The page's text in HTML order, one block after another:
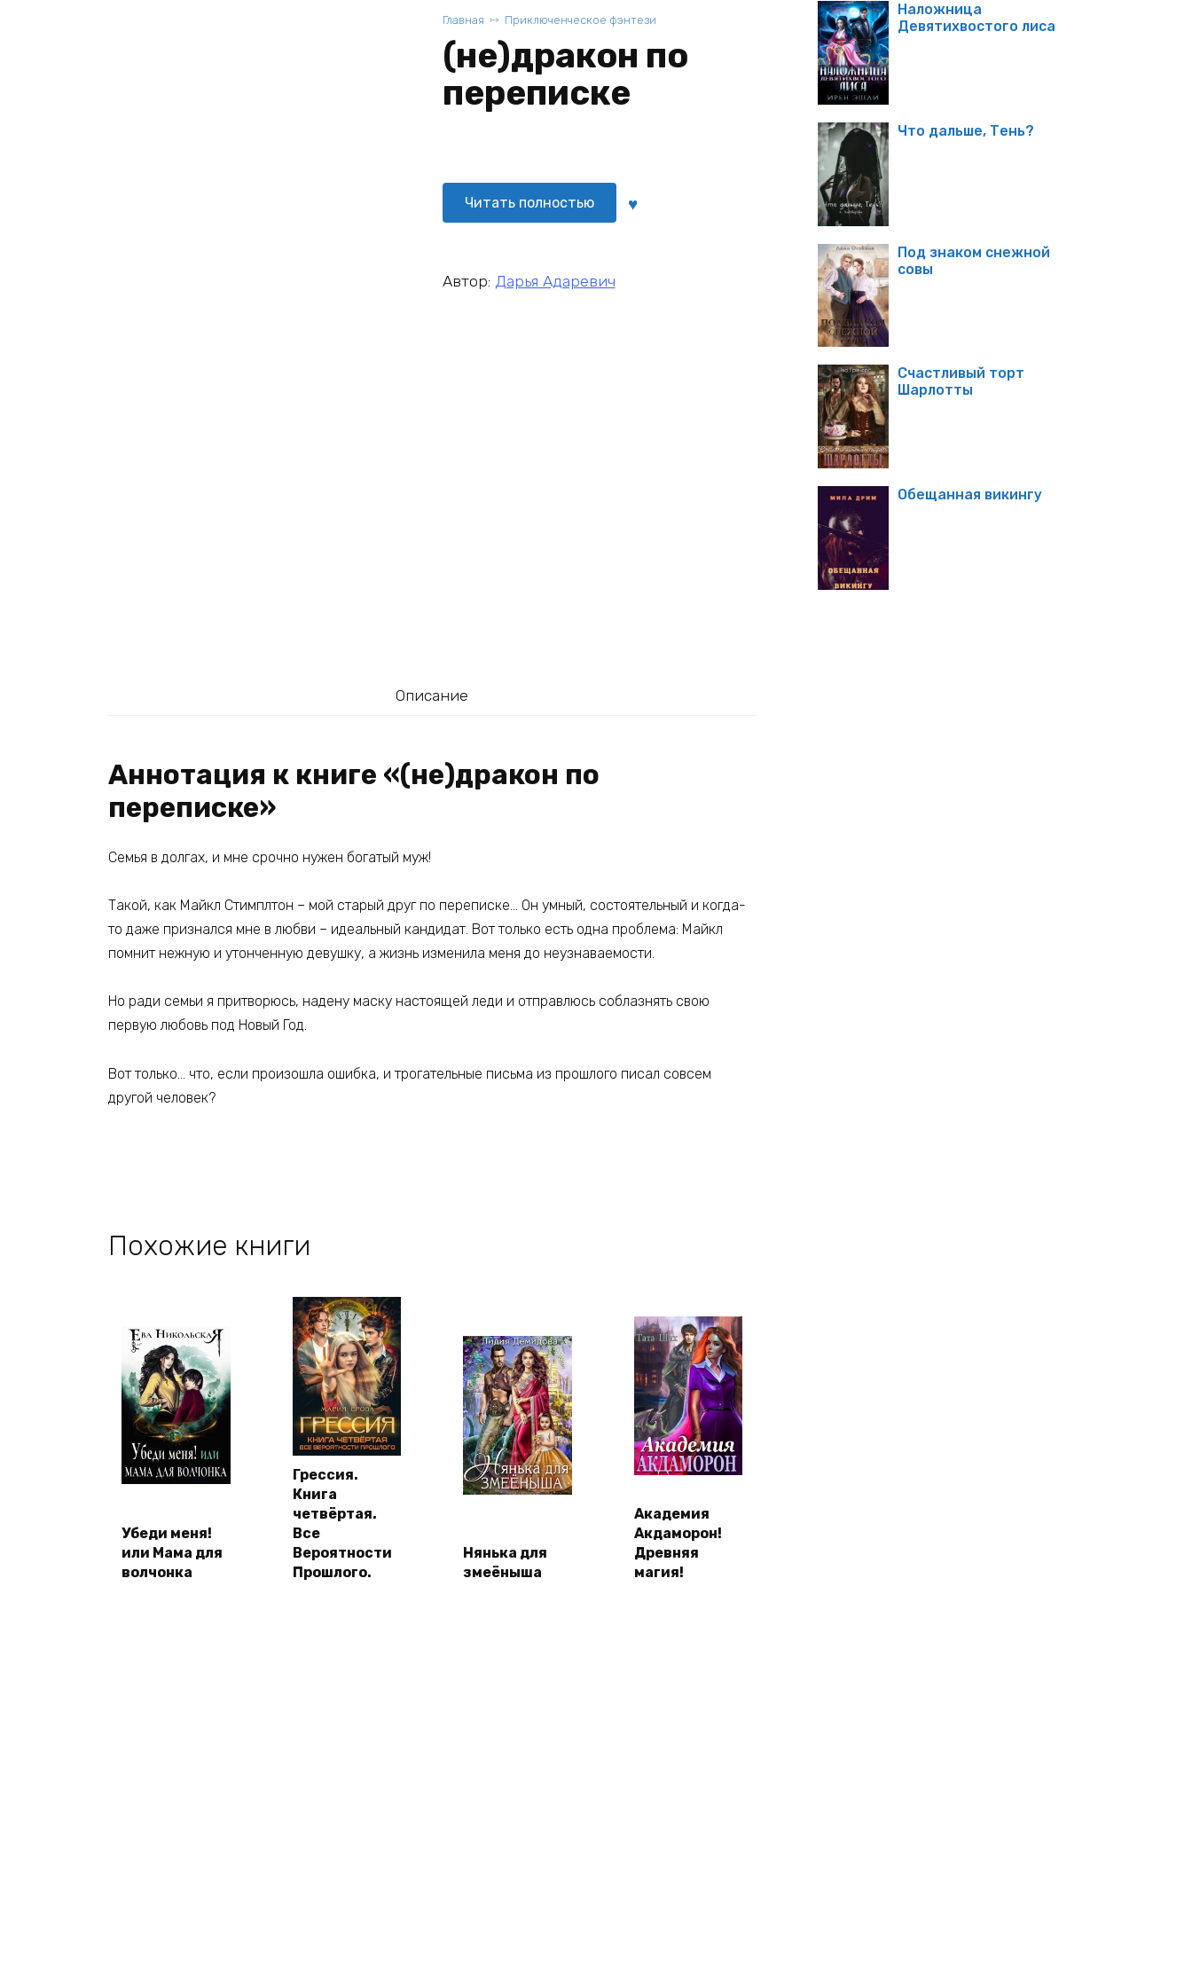
Главная Приключенческое фэнтези
(не)дракон по
переписке
Читать полностью
Автор: Дарья Адаревич
Описание
Аннотация к книге «(не)дракон по
переписке»
Семья в долгах, и мне срочно нужен богатый муж!
Такой, как Майкл Стимплтон – мой старый друг по переписке… Он умный, состоятельный и когда-
то даже признался мне в любви – идеальный кандидат. Вот только есть одна проблема: Майкл
помнит нежную и утонченную девушку, а жизнь изменила меня до неузнаваемости.
Но ради семьи я притворюсь, надену маску настоящей леди и отправлюсь соблазнять свою
первую любовь под Новый Год.
Вот только… что, если произошла ошибка, и трогательные письма из прошлого писал совсем
другой человек?
Похожие книги
Убеди меня!
или Мама для
волчонка
Грессия.
Книга
четвёртая.
Все
Вероятности
Прошлого.
Нянька для
змеёныша
Академия
Акдаморон!
Древняя
магия!
Наложница
Девятихвостого лиса
Что дальше, Тень?
Под знаком снежной
совы
Счастливый торт
Шарлотты
Обещанная викингу